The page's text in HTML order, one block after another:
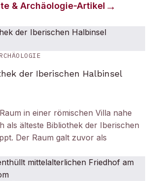
& Archäologie-Artikel
der Iberischen Halbinsel
in einer römischen Villa nahe
als älteste Bibliothek der Iberischen
Der Raum galt zuvor als